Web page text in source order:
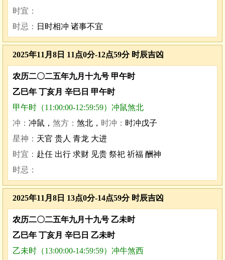
时宜：
时忌： 日时相冲 诸事不宜
2025年11月8日 11点0分-12点59分 时辰吉凶
农历二〇二五年九月十九号 甲午时
乙巳年 丁亥月 辛巳日 甲午时
甲午时（11:00:00-12:59:59）冲鼠煞北
冲： 冲鼠， 煞方： 煞北， 时冲： 时冲戊子
星神： 天官 贵人 青龙 大进
时宜： 赴任 出行 求财 见贵 祭祀 祈福 酬神
时忌：
2025年11月8日 13点0分-14点59分 时辰吉凶
农历二〇二五年九月十九号 乙未时
乙巳年 丁亥月 辛巳日 乙未时
乙未时（13:00:00-14:59:59）冲牛煞西